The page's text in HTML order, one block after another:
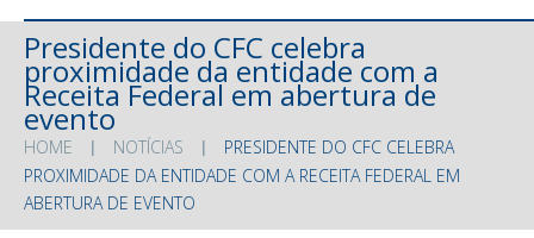
Presidente do CFC celebra
proximidade da entidade com a
Receita Federal em abertura de
evento
HOME NOTÍCIAS
PRESIDENTE DO CFC CELEBRA
PROXIMIDADE DA ENTIDADE COM A RECEITA FEDERAL EM
ABERTURA DE EVENTO